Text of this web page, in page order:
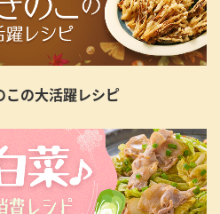
の大活躍レシピ